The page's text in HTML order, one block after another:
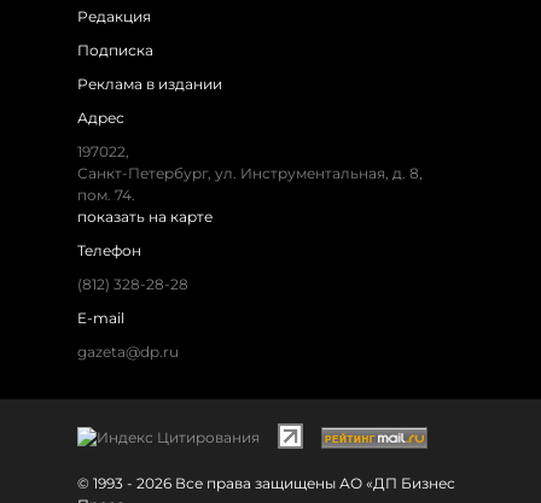
Редакция
Подписка
Реклама в издании
Адрес
197022,
Санкт-Петербург, ул. Инструментальная, д. 8,
пом. 74.
показать на карте
Телефон
(812) 328-28-28
E-mail
gazeta@dp.ru
© 1993 - 2026 Все права защищены АО «ДП Бизнес